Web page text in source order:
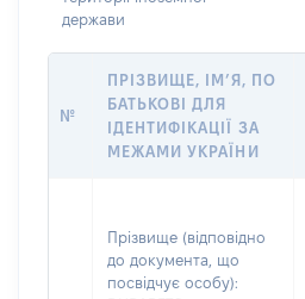
держави
№
ПРІЗВИЩЕ, ІМ’Я, ПО
БАТЬКОВІ ДЛЯ
ІДЕНТИФІКАЦІЇ ЗА
МЕЖАМИ УКРАЇНИ
Прізвище (відповідно
до документа, що
посвідчує особу):